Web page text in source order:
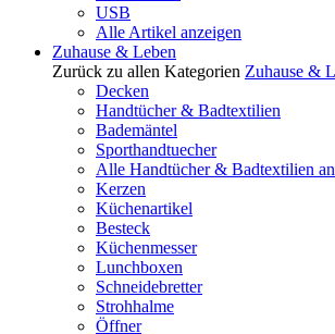
USB
Alle Artikel anzeigen
Zuhause & Leben
Zurück zu allen Kategorien Zuhause &
Decken
Handtücher & Badtextilien
Bademäntel
Sporthandtuecher
Alle Handtücher & Badtextilien
Kerzen
Küchenartikel
Besteck
Küchenmesser
Lunchboxen
Schneidebretter
Strohhalme
Öffner